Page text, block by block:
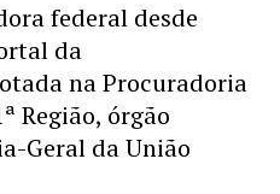
federal desde
da
na Procuradoria
Região, órgão
Geral da União